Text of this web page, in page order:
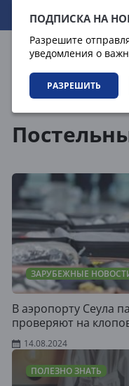
ПОДПИСКА НА
Разрешите
уведомления о
РАЗРЕШИТЬ
06.08.2026 19:55:11
ЗАРУБЕЖНЫЕ
В аэропорту Сеула
проверяют на
14.08.2024
ПОЛЕЗНО ЗНАТЬ